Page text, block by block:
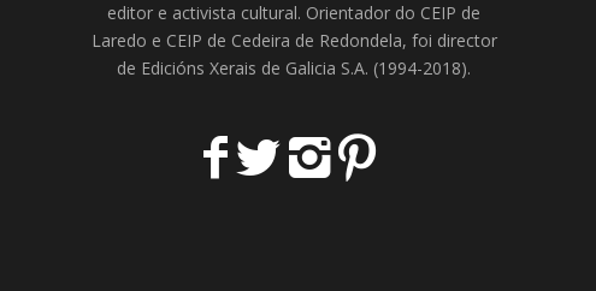
editor e activista cultural. Orientador do CEIP de
Laredo e CEIP de Cedeira de Redondela, foi director
de Edicións Xerais de Galicia S.A. (1994-2018).